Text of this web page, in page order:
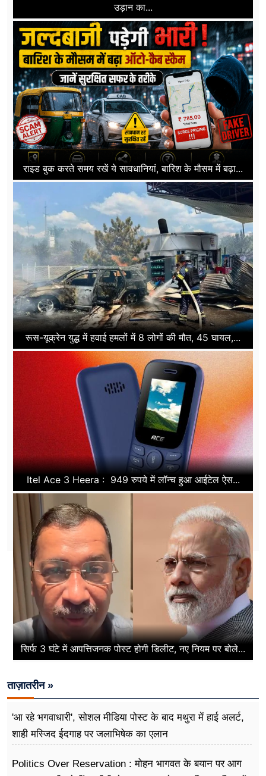
उड़ान का...
राइड बुक करते समय रखें ये सावधानियां, बारिश के मौसम में बढ़ा...
रूस-यूक्रेन युद्ध में हवाई हमलों में 8 लोगों की मौत, 45 घायल,...
Itel Ace 3 Heera : 949 रुपये में लॉन्च हुआ आईटेल ऐस...
सिर्फ 3 घंटे में आपत्तिजनक पोस्ट होगी डिलीट, नए नियम पर बोले...
ताज़ातरीन »
'आ रहे भगवाधारी', सोशल मीडिया पोस्ट के बाद मथुरा में हाई अलर्ट,
शाही मस्जिद ईदगाह पर जलाभिषेक का एलान
Politics Over Reservation : मोहन भागवत के बयान पर आग